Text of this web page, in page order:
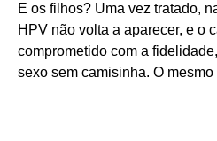
E os filhos? Uma vez tratado,
HPV não volta a aparecer, e o
comprometido com a
sexo sem camisinha. O